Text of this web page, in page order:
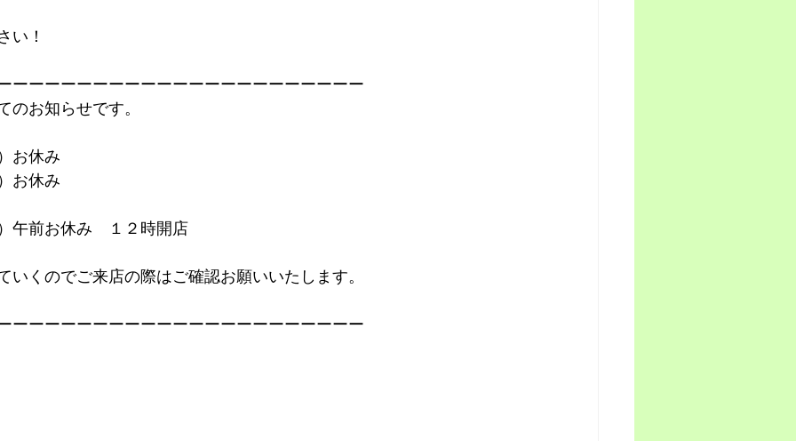
い！
ーーーーーーーーーーーーーーーーーーーーーー
のお知らせです。
お休み
お休み
午前お休み　１２時開店
いくのでご来店の際はご確認お願いいたします。
ーーーーーーーーーーーーーーーーーーーーーー